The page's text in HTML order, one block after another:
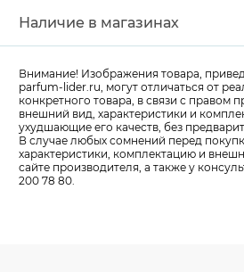
Наличие в магазинах
Внимание! Изображения товара,
parfum-lider.ru, могут отличаться от
конкретного товара, в связи с правом
внешний вид, характеристики и
ухудшающие его качеств, без
В случае любых сомнений перед
характеристики, комплектацию и
сайте производителя, а также у
200 78 80.